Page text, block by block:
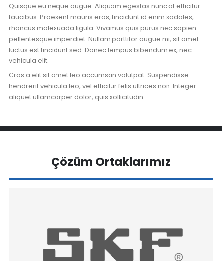
Quisque eu neque augue. Aliquam egestas nunc at efficitur
faucibus. Praesent mauris eros, tincidunt id enim sodales,
rhoncus malesuada ligula. Vivamus quis purus nec sapien
pellentesque imperdiet. Nullam porttitor augue mi, sit amet
luctus est tincidunt sed. Donec tempus bibendum ex, nec
vehicula elit.
Cras a elit sit amet leo accumsan volutpat. Suspendisse
hendrerit vehicula leo, vel efficitur felis ultrices non. Integer
aliquet ullamcorper dolor, quis sollicitudin.
Çözüm Ortaklarımız